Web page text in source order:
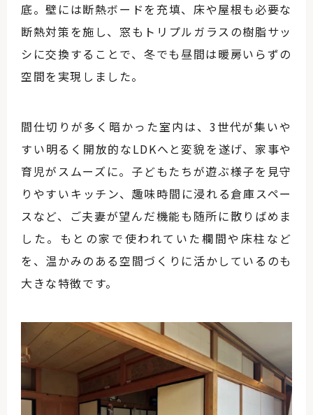
底。壁には断熱ボードを充填、床や屋根も必要な
断熱対策を施し、窓もトリプルガラスの樹脂サッ
シに交換することで、冬でも昼間は暖房いらずの
空間を実現しました。
間仕切りが多く暗かった室内は、3世代が集いや
すい明るく開放的なLDKへと変貌を遂げ、家事や
育児がスムーズに。子どもたちが遊ぶ様子を見守
りやすいキッチン、趣味時間に浸れる倉庫スペー
スなど、ご夫妻が望んだ機能も随所に散りばめま
した。もとの家で使われていた欄間や床柱など
を、温かみのある空間づくりに活かしているのも
大きな特徴です。